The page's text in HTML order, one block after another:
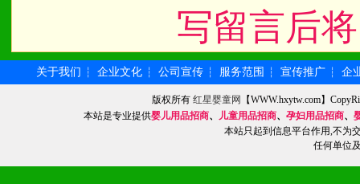
八、品牌产品
1、不断提升品牌的知名度
2、不断开创新产品不断满
写留言后
关于我们 ┆ 企业文化 ┆ 公司宣传 ┆ 服务范围 ┆ 宣传推广 ┆ 企
版权所有红星婴童网
【WWW.hxytw.com】
本站是专业提供婴儿用品招商、 儿童用品招商、 孕妇用品招商、
本站只起到信息平台作用,不为
任何单位